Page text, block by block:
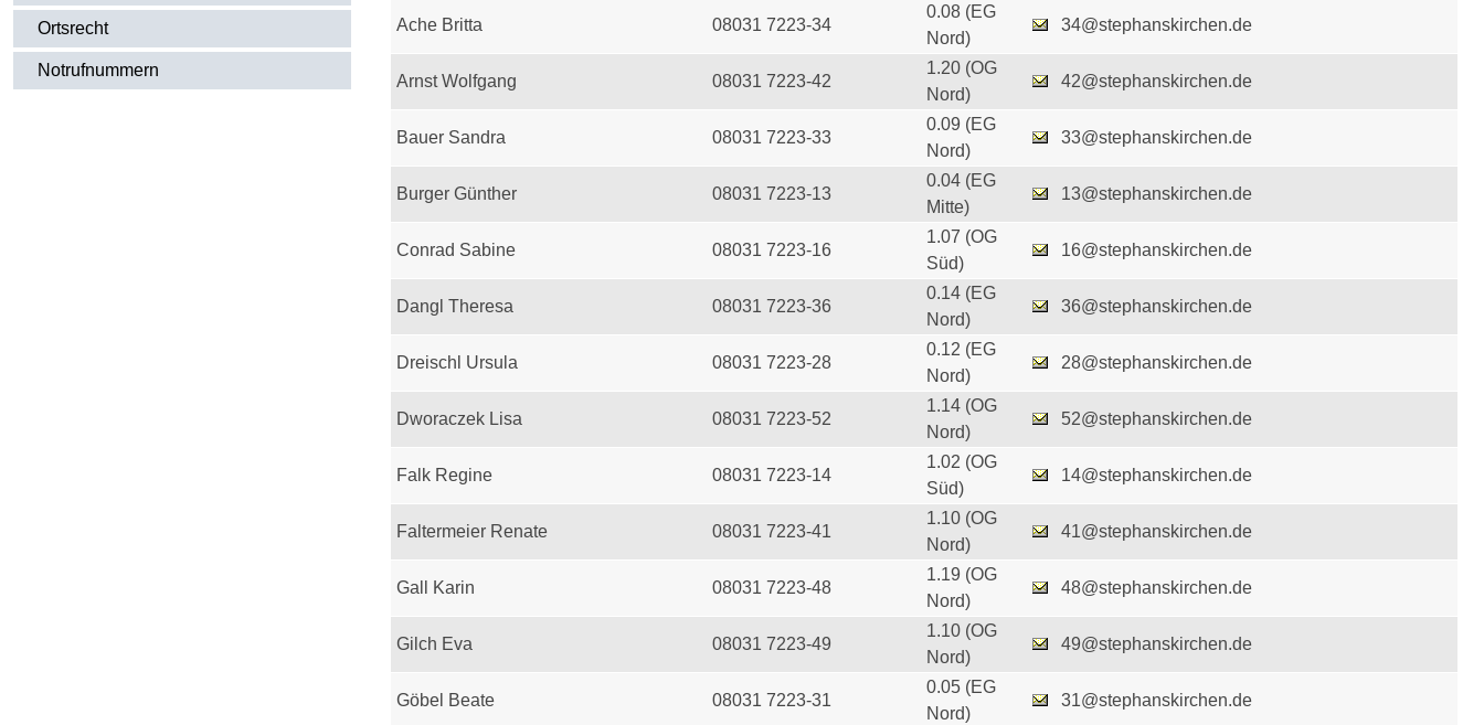
Ortsrecht
Notrufnummern
Ache Britta 08031 7223-34
0.08 (EG
Nord)
34@stephanskirchen.de
Arnst Wolfgang 08031 7223-42
1.20 (OG
Nord)
42@stephanskirchen.de
Bauer Sandra 08031 7223-33
0.09 (EG
Nord)
33@stephanskirchen.de
Burger Günther 08031 7223-13
0.04 (EG
Mitte)
13@stephanskirchen.de
Conrad Sabine 08031 7223-16
1.07 (OG
Süd)
16@stephanskirchen.de
Dangl Theresa 08031 7223-36
0.14 (EG
Nord)
36@stephanskirchen.de
Dreischl Ursula 08031 7223-28
0.12 (EG
Nord)
28@stephanskirchen.de
Dworaczek Lisa 08031 7223-52
1.14 (OG
Nord)
52@stephanskirchen.de
Falk Regine 08031 7223-14
1.02 (OG
Süd)
14@stephanskirchen.de
Faltermeier Renate 08031 7223-41
1.10 (OG
Nord)
41@stephanskirchen.de
Gall Karin 08031 7223-48
1.19 (OG
Nord)
48@stephanskirchen.de
Gilch Eva 08031 7223-49
1.10 (OG
Nord)
49@stephanskirchen.de
Göbel Beate 08031 7223-31
0.05 (EG
Nord)
31@stephanskirchen.de